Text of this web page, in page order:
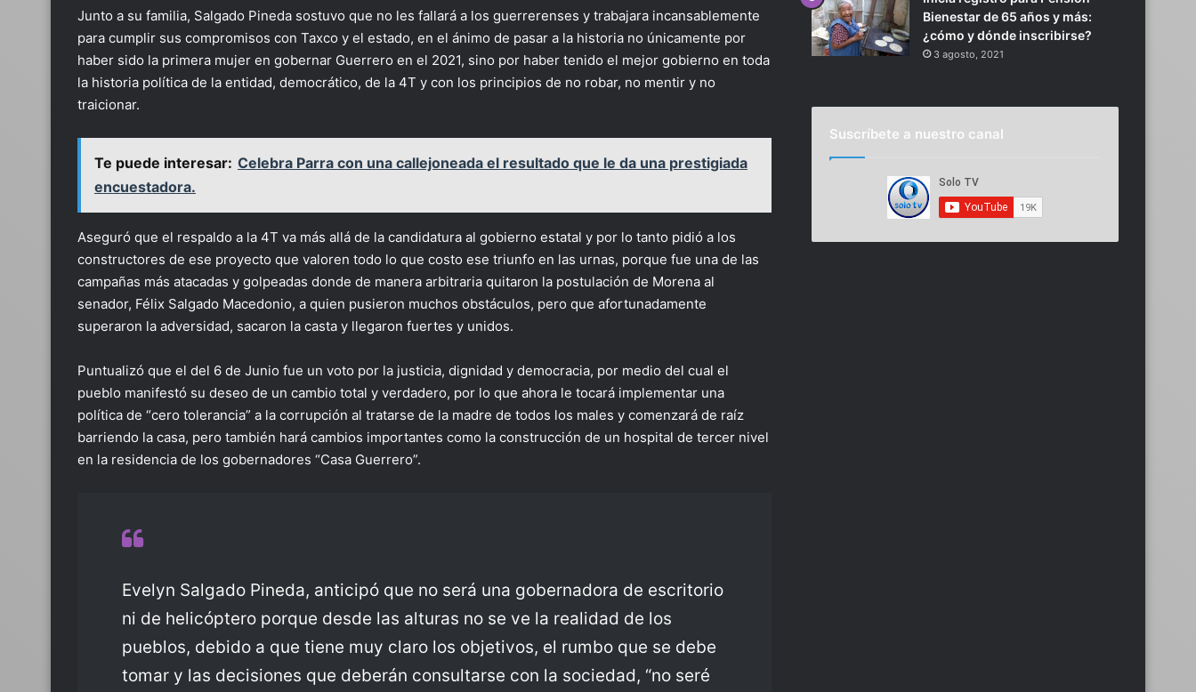
Junto a su familia, Salgado Pineda sostuvo que no les fallará a los guerrerenses y trabajara incansablemente
para cumplir sus compromisos con Taxco y el estado, en el ánimo de pasar a la historia no únicamente por
haber sido la primera mujer en gobernar Guerrero en el 2021, sino por haber tenido el mejor gobierno en toda
la historia política de la entidad, democrático, de la 4T y con los principios de no robar, no mentir y no
traicionar.
Te puede interesar: Celebra Parra con una callejoneada el resultado que le da una prestigiada
encuestadora.
Aseguró que el respaldo a la 4T va más allá de la candidatura al gobierno estatal y por lo tanto pidió a los
constructores de ese proyecto que valoren todo lo que costo ese triunfo en las urnas, porque fue una de las
campañas más atacadas y golpeadas donde de manera arbitraria quitaron la postulación de Morena al
senador, Félix Salgado Macedonio, a quien pusieron muchos obstáculos, pero que afortunadamente
superaron la adversidad, sacaron la casta y llegaron fuertes y unidos.
Puntualizó que el del 6 de Junio fue un voto por la justicia, dignidad y democracia, por medio del cual el
pueblo manifestó su deseo de un cambio total y verdadero, por lo que ahora le tocará implementar una
política de “cero tolerancia” a la corrupción al tratarse de la madre de todos los males y comenzará de raíz
barriendo la casa, pero también hará cambios importantes como la construcción de un hospital de tercer nivel
en la residencia de los gobernadores “Casa Guerrero”.
Evelyn Salgado Pineda, anticipó que no será una gobernadora de escritorio
ni de helicóptero porque desde las alturas no se ve la realidad de los
pueblos, debido a que tiene muy claro los objetivos, el rumbo que se debe
tomar y las decisiones que deberán consultarse con la sociedad, “no seré
Bienestar de 65 años y más:
¿cómo y dónde inscribirse?
3 agosto, 2021
Suscríbete a nuestro canal